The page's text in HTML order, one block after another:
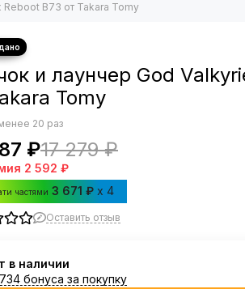
B73 от Takara Tomy
и лаунчер God
Tomy
20 раз
₽17 279 ₽
2 592 ₽
частями 3 671 ₽ x 4
Оставить отзыв
в наличии
бонуса за покупку